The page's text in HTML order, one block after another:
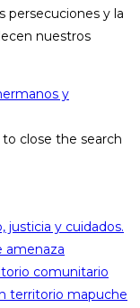
persecuciones y la
nuestros
y
to close the search
justicia y cuidados.
amenaza
comunitario
territorio mapuche